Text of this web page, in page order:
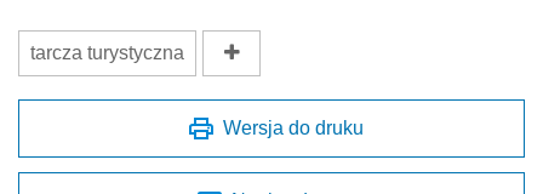
tarcza turystyczna
Wersja do druku